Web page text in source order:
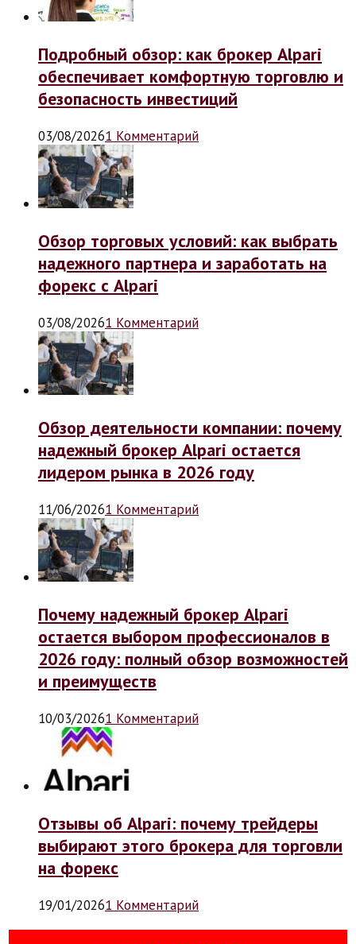
Подробный обзор: как брокер Alpari
обеспечивает комфортную торговлю и
безопасность инвестиций
03/08/20261 Комментарий
Обзор торговых условий: как выбрать
надежного партнера и заработать на
форекс с Alpari
03/08/20261 Комментарий
Обзор деятельности компании: почему
надежный брокер Alpari остается
лидером рынка в 2026 году
11/06/20261 Комментарий
Почему надежный брокер Alpari
остается выбором профессионалов в
2026 году: полный обзор возможностей
и преимуществ
10/03/20261 Комментарий
Отзывы об Alpari: почему трейдеры
выбирают этого брокера для торговли
на форекс
19/01/20261 Комментарий